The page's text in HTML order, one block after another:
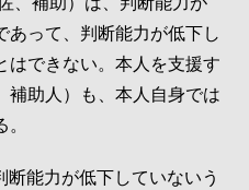
あって、判断能力が低下し
はできない。本人を支援す
補助人）も、本人自身では
能力が低下していないう